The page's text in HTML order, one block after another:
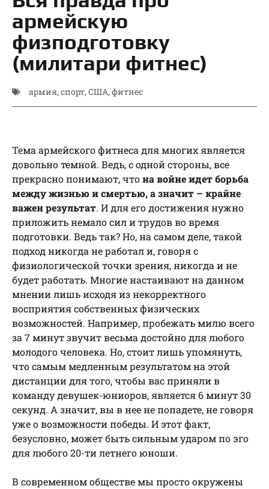
армейскую
физподготовку
(милитари фитнес)
армия, спорт, США, фитнес
Тема армейского фитнеса для многих является
довольно темной. Ведь, с одной стороны, все
прекрасно понимают, чтона войне идет борьба
между жизнью и смертью, а значит – крайне
важен результат. И для его достижения нужно
приложить немало сил и трудов во время
подготовки. Ведь так? Но, на самом деле, такой
подход никогда не работал и, говоря с
физиологической точки зрения, никогда и не
будет работать. Многие настаивают на данном
мнении лишь исходя из некорректного
восприятия собственных физических
возможностей. Например, пробежать милю всего
за 7 минут звучит весьма достойно для любого
молодого человека. Но, стоит лишь упомянуть,
что самым медленным результатом на этой
дистанции для того, чтобы вас приняли в
команду девушек-юниоров, является 6 минут 30
секунд. А значит, вы в нее не попадете, не говоря
уже о возможности победы. И этот факт,
безусловно, может быть сильным ударом по эго
для любого 20-ти летнего юноши.
В современном обществе мы просто окружены